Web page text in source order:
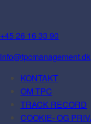
+45 26 16 33 90
info@tpcmanagement.dk
KONTAKT
OM TPC
TRACK RECORD
COOKIE- OG